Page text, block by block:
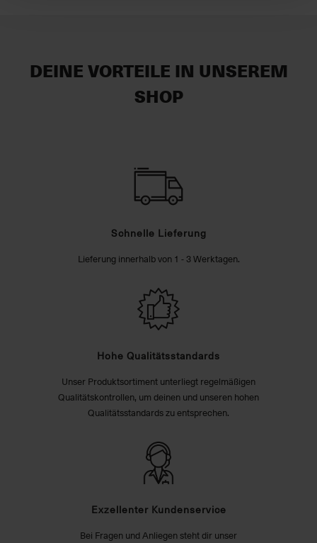
DEINE VORTEILE IN UNSEREM
SHOP
Schnelle Lieferung
Lieferung innerhalb von 1 - 3 Werktagen.
Hohe Qualitätsstandards
Unser Produktsortiment unterliegt regelmäßigen
Qualitätskontrollen, um deinen und unseren hohen
Qualitätsstandards zu entsprechen.
Exzellenter Kundenservice
Bei Fragen und Anliegen steht dir unser